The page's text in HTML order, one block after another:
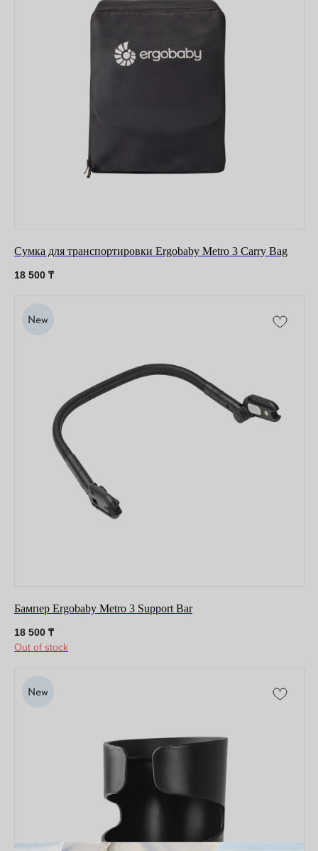
Сумка для транспортировки Ergobaby Metro 3 Carry Bag
18 500 ₸
Бампер Ergobaby Metro 3 Support Bar
18 500 ₸
Out of stock